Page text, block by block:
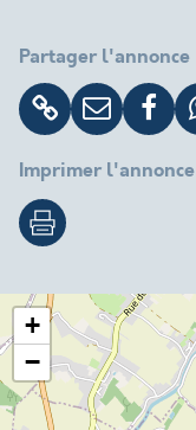
Partager l'annonce
Imprimer l'annonce
+
−